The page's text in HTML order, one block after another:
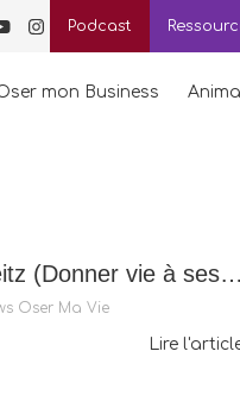
Podcast
mon Business
Oser ma Vie avec Christelle Heitz (Donner vie à ses rêves)
Oser Ma Vie
Lire